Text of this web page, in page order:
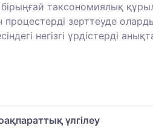
таксономиялық
процестерді зерттеуде
негізгі үрдістерді
үлгілеу